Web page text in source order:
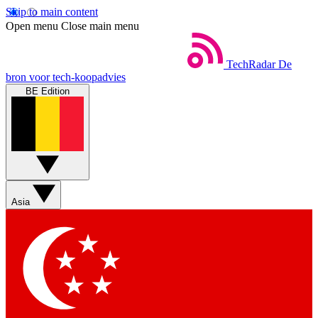
Skip to main content
Open menu Close main menu
TechRadar De
bron voor tech-koopadvies
BE Edition
Asia